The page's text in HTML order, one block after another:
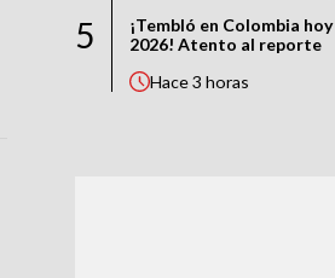
5
¡Tembló en Colombia
2026! Atento al reporte
Hace3 horas